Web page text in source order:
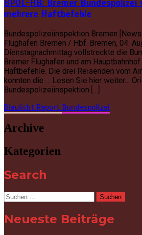
BPOL-HB: Bremer
mehrere Haftbefehle
Bundespolizeiinspektion Bremen
Flughafen Bremen / Hbf. Bremen, 04.
Dienstagnachmittag vollstreckte die
Bremer Flughafen und am
Haftbefehle. Die drei Reisenden vom
konnten die … Lesen Sie hier weiter…
Bundespolizeiinspektion […]
Blaulicht Report Bundespolizei
Archive
Kategorien
Search
Suchen
Neueste Beiträge